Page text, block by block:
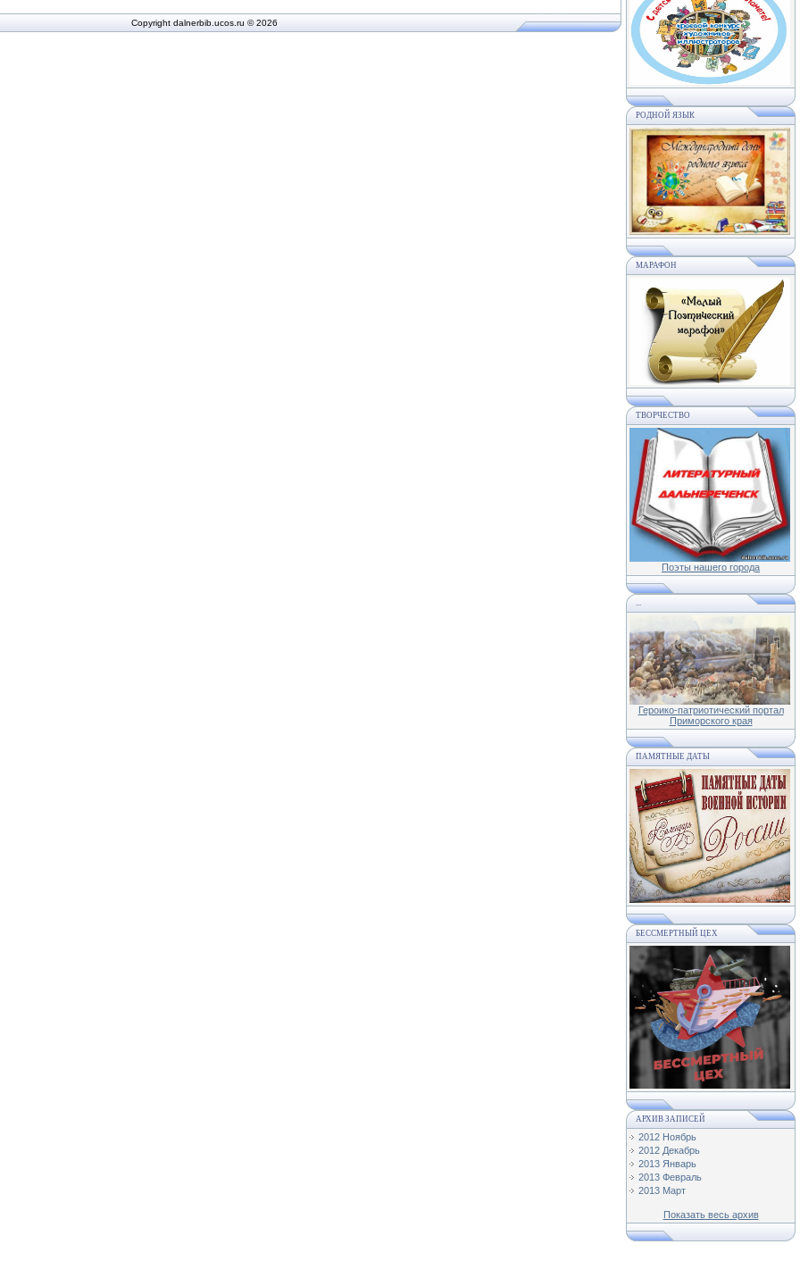
Copyright dalnerbib.ucos.ru © 2026
РОДНОЙ ЯЗЫК
МАРАФОН
ТВОРЧЕСТВО
Поэты нашего города
...
Героико-патриотический портал
Приморского края
ПАМЯТНЫЕ ДАТЫ
БЕССМЕРТНЫЙ ЦЕХ
АРХИВ ЗАПИСЕЙ
2012 Ноябрь
2012 Декабрь
2013 Январь
2013 Февраль
2013 Март
Показать весь архив